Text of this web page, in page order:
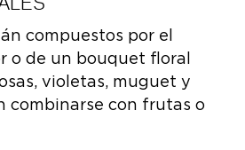
compuestos por el
o de un bouquet floral
violetas, muguet y
combinarse con frutas o